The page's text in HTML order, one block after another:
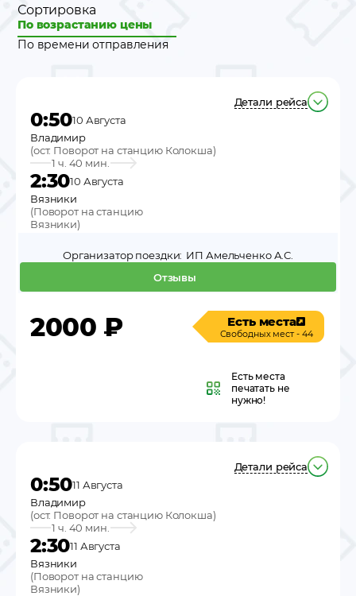
Сортировка
По возрастанию цены
По времени отправления
Детали рейса
0:5010 Августа
Владимир
(ост. Поворот на станцию Колокша)
1 ч. 40 мин.
2:3010 Августа
Вязники
(Поворот на станцию
Вязники)
Отзывы
Организатор поездки: ИП Амельченко А.С.
2000 ₽ Есть места
Свободных мест - 44
Есть места
печатать не
нужно!
Детали рейса
0:5011 Августа
Владимир
(ост. Поворот на станцию Колокша)
1 ч. 40 мин.
2:3011 Августа
Вязники
(Поворот на станцию
Вязники)